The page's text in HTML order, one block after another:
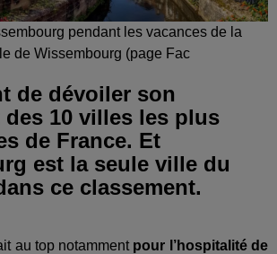
pendant les vacances de la
de Wissembourg (page Fac
de dévoiler son
des 10 villes les plus
de France. Et
est la seule ville du
ce classement.
au top notamment pour l’hospitalité de